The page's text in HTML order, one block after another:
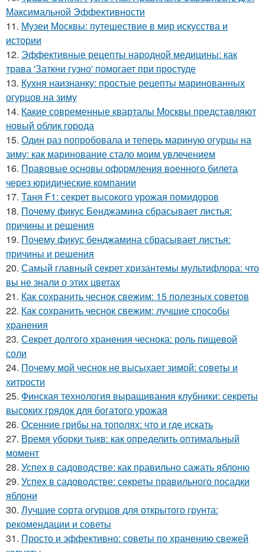
Максимальной Эффективности
11. Музеи Москвы: путешествие в мир искусства и
истории
12. Эффективные рецепты народной медицины: как
трава 'Заткни гузно' помогает при простуде
13. Кухня наизнанку: простые рецепты маринованных
огурцов на зиму
14. Какие современные кварталы Москвы представляют
новый облик города
15. Один раз попробовала и теперь мариную огурцы на
зиму: как маринование стало моим увлечением
16. Правовые основы оформления военного билета
через юридические компании
17. Таня F1: секрет высокого урожая помидоров
18. Почему фикус Бенджамина сбрасывает листья:
причины и решения
19. Почему фикус бенджамина сбрасывает листья:
причины и решения
20. Самый главный секрет хризантемы мультифлора: что
вы не знали о этих цветах
21. Как сохранить чеснок свежим: 15 полезных советов
22. Как сохранить чеснок свежим: лучшие способы
хранения
23. Секрет долгого хранения чеснока: роль пищевой
соли
24. Почему мой чеснок не высыхает зимой: советы и
хитрости
25. Финская технология выращивания клубники: секреты
высоких грядок для богатого урожая
26. Осенние грибы на тополях: что и где искать
27. Время уборки тыкв: как определить оптимальный
момент
28. Успех в садоводстве: как правильно сажать яблоню
29. Успех в садоводстве: секреты правильного посадки
яблони
30. Лучшие сорта огурцов для открытого грунта:
рекомендации и советы
31. Просто и эффективно: советы по хранению свежей